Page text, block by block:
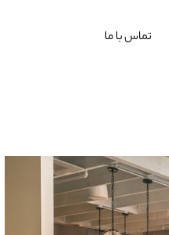
تماس با ما